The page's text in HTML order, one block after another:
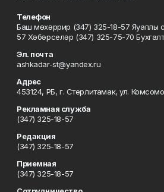
Телефон
Баш мөхәррир (347) 325-18-57 Яуаплы
57 Хәбәрселәр (347) 325-75-70
Эл. почта
ashkadar-st@yandex.ru
Адрес
453124, РБ, г. Стерлитамак, ул.
Рекламная служба
(347) 325-18-57
Редакция
(347) 325-18-57
Приемная
(347) 325-18-57